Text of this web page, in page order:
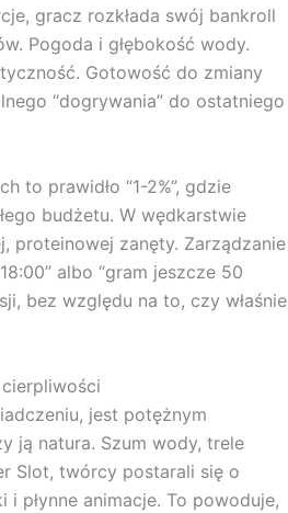
gracz rozkłada swój bankroll
Pogoda i głębokość wody.
Gotowość do zmiany
“dogrywania” do ostatniego
to prawidło “1-2%”, gdzie
budżetu. W wędkarstwie
proteinowej zanęty. Zarządzanie
albo “gram jeszcze 50
bez względu na to, czy właśnie
jest potężnym
ją natura. Szum wody, trele
Slot, twórcy postarali się o
płynne animacje. To powoduje,